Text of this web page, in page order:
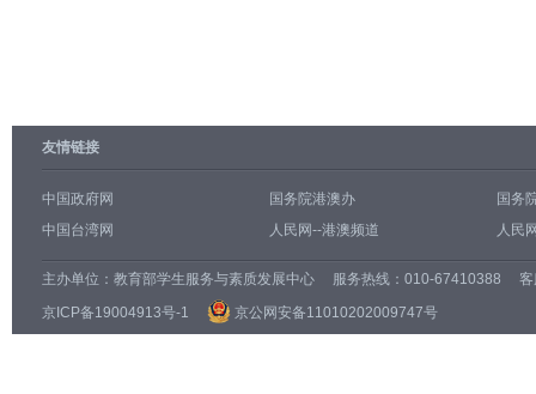
友情链接
中国政府网 国务院港澳办
国务
中国台湾网
人民网--港澳频道 人民
主办单位： 教育部学生服务与素质发展中心 服务热线：010-67410388 客
京ICP备19004913号-1
京公网安备11010202009747号